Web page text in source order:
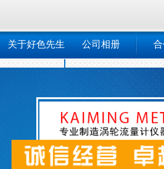
关于好色先生 公司相册